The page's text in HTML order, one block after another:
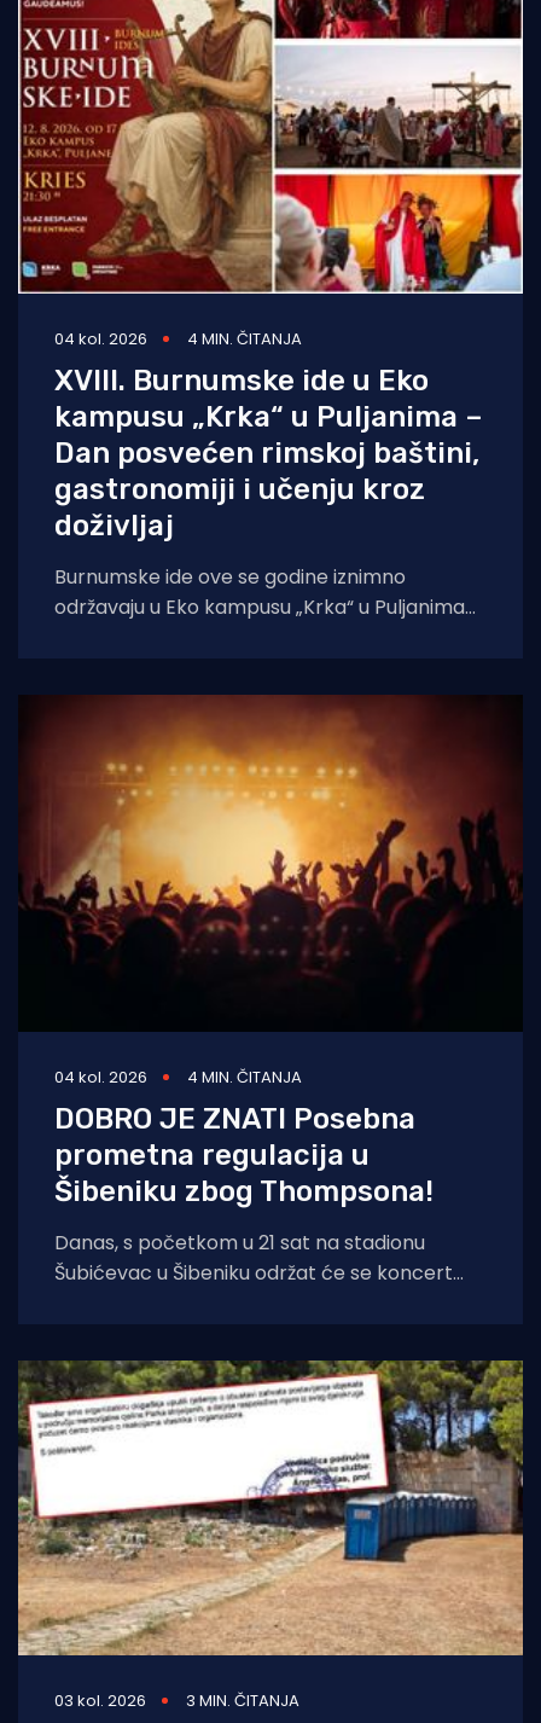
04 kol. 2026 4 MIN. ČITANJA
XVIII. Burnumske ide u Eko
kampusu „Krka“ u Puljanima –
Dan posvećen rimskoj baštini,
gastronomiji i učenju kroz
doživljaj
Burnumske ide ove se godine iznimno
održavaju u Eko kampusu „Krka“ u Puljanima
04 kol. 2026 4 MIN. ČITANJA
DOBRO JE ZNATI Posebna
prometna regulacija u
Šibeniku zbog Thompsona!
Danas, s početkom u 21 sat na stadionu
Šubićevac u Šibeniku održat će se koncert
03 kol. 2026 3 MIN. ČITANJA